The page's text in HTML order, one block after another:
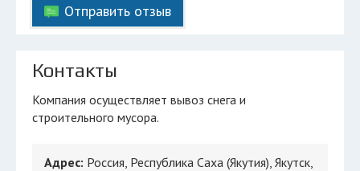
Отправить отзыв
Контакты
Компания осуществляет вывоз снега и
строительного мусора.
Адрес: Россия, Республика Саха (Якутия), Якутск,